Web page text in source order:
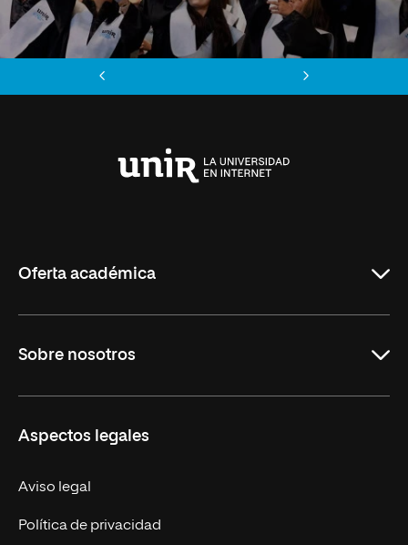
Oferta académica
Formación Continua
Carreras
Sobre nosotros
Trabaja en UNIR
Actualidad
Contáctanos
Aspectos legales
Aviso legal
Política de privacidad